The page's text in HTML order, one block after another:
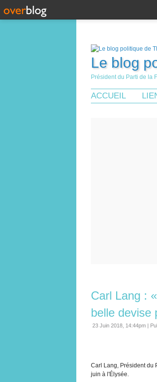
Le blog
Président du Parti de la
ACCUEIL
Carl Lang :
belle devise
23 Juin 2018, 14:44pm |
Carl Lang, Président du
juin à l'Élysée.